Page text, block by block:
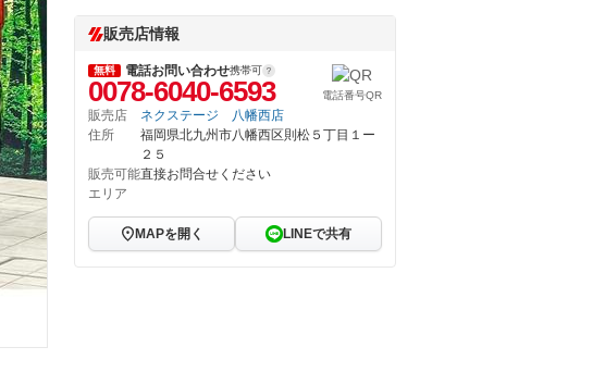
販売店情報
無料 電話お問い合わせ携帯可
0078-6040-6593 電話番号QR
販売店
ネクステージ 八幡西店
住所
福岡県北九州市八幡西区則松５丁目１ー
２５
販売可能
エリア
直接お問合せください
MAPを開く LINEで共有